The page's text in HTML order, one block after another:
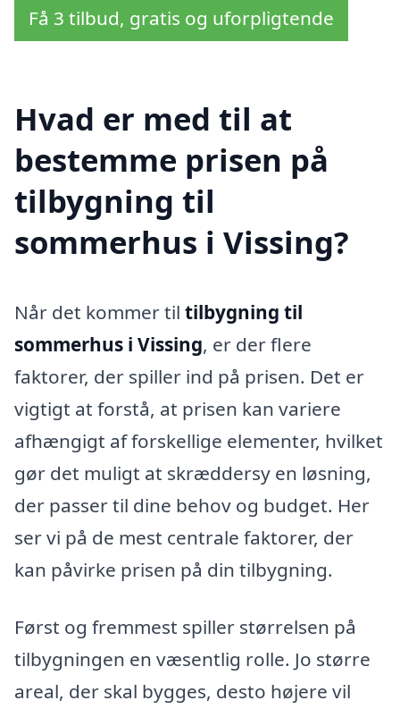
Få 3 tilbud, gratis og uforpligtende
Hvad er med til at
bestemme prisen på
tilbygning til
sommerhus i Vissing?
Når det kommer til tilbygning til
sommerhus i Vissing, er der flere
faktorer, der spiller ind på prisen. Det er
vigtigt at forstå, at prisen kan variere
afhængigt af forskellige elementer, hvilket
gør det muligt at skræddersy en løsning,
der passer til dine behov og budget. Her
ser vi på de mest centrale faktorer, der
kan påvirke prisen på din tilbygning.
Først og fremmest spiller størrelsen på
tilbygningen en væsentlig rolle. Jo større
areal, der skal bygges, desto højere vil